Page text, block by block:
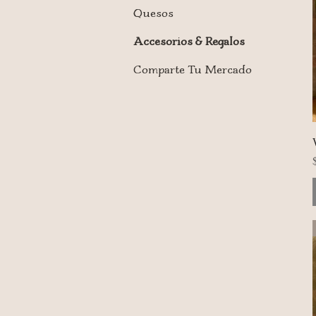
Quesos
Accesorios & Regalos
Comparte Tu Mercado